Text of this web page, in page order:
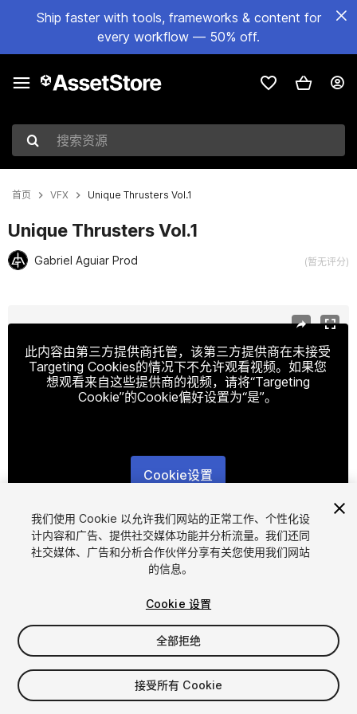
Ship faster with tools, frameworks & content for
every workflow — 50% off.
搜索资源
首页 VFX Unique Thrusters Vol.1
Unique Thrusters Vol.1
Gabriel Aguiar Prod (暂无评分)
此内容由第三方提供商托管，该第三方提供商在未接受
Targeting Cookies的情况下不允许观看视频。如果您
想观看来自这些提供商的视频，请将“Targeting
Cookie”的Cookie偏好设置为“是”。
Cookie设置
1/13
$12
增值税将在结算时计算
我们使用 Cookie 以允许我们网站的正常工作、个性化设
计内容和广告、提供社交媒体功能并分析流量。我们还同
社交媒体、广告和分析合作伙伴分享有关您使用我们网站
的信息。
Cookie 设置
全部拒绝
接受所有 Cookie